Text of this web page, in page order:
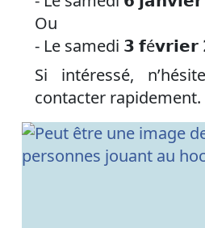
Ou
- Le samedi 𝟯
Si intéressé,
contacter rapidement.